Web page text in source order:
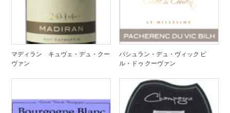
マディラン キュヴェ・デュ・クー
ヴァン
パシュラン・デュ・ヴィック ビ
ル・ドゥ クーヴァン